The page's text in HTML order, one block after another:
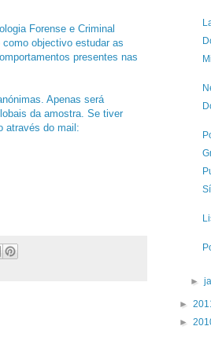
Forense e Criminal
objectivo estudar as
presentes nas
Apenas será
da amostra. Se tiver
através do mail:
►
►
►